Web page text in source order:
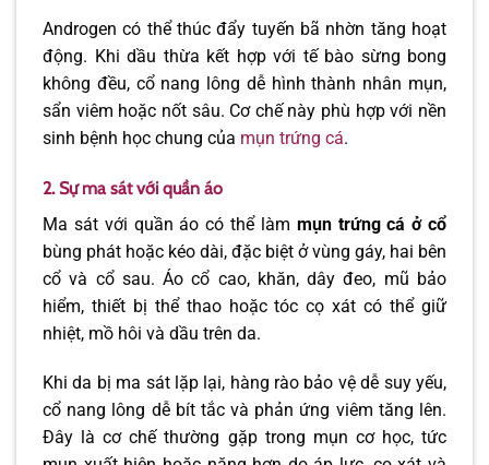
Androgen có thể thúc đẩy tuyến bã nhờn tăng hoạt
động. Khi dầu thừa kết hợp với tế bào sừng bong
không đều, cổ nang lông dễ hình thành nhân mụn,
sẩn viêm hoặc nốt sâu. Cơ chế này phù hợp với nền
sinh bệnh học chung của mụn trứng cá.
2. Sự ma sát với quần áo
Ma sát với quần áo có thể làm mụn trứng cá ở cổ
bùng phát hoặc kéo dài, đặc biệt ở vùng gáy, hai bên
cổ và cổ sau. Áo cổ cao, khăn, dây đeo, mũ bảo
hiểm, thiết bị thể thao hoặc tóc cọ xát có thể giữ
nhiệt, mồ hôi và dầu trên da.
Khi da bị ma sát lặp lại, hàng rào bảo vệ dễ suy yếu,
cổ nang lông dễ bít tắc và phản ứng viêm tăng lên.
Đây là cơ chế thường gặp trong mụn cơ học, tức